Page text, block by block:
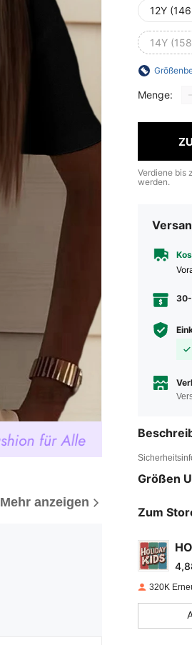
Mehr anzeigen
12Y
14Y
Menge:
Verdiene bis
werden.
30-
Größen
Zum
320K